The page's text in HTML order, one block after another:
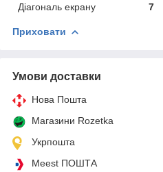
Діагональ екрану
7
Приховати
Умови доставки
Нова Пошта
Магазини Rozetka
Укрпошта
Meest ПОШТА